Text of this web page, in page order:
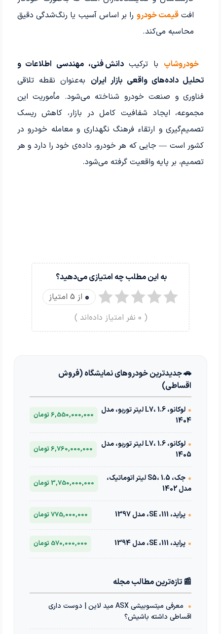
افتقیمت خودرو را بر اساس آسیب یا رنگ‌شدگی دقیق
محاسبه می‌کند.
خودروشاپ با ترکیبدانش فنی، مهندسی اطلاعات و
تحلیل داده‌های واقعی بازار ایران به‌عنوان نقطه تلاقی
فناوری و صنعت خودرو شناخته می‌شود. مأموریت این
مجموعه، ایجاد شفافیت کامل در بازار، کاهش ریسک
تصمیم‌گیری و ارتقاء فرهنگ نگهداری و معامله خودرو در
کشور است — جایی که هر خودرو، داده‌ی خود را دارد و هر
تصمیم، بر پایه واقعیت گرفته می‌شود.
به این مطلب چه امتیازی می‌دهید؟
0 از 5 امتیاز
(
0 نفر امتیاز داده‌اند )
🚗 جدیدترین خودروهای نمایشگاه (فروش
اقساطی)
•
لوکانو، L7، 1.6 لیتر توربو، مدل
1404
6,550,000,000 تومان
•
لوکانو، L7، 1.6 لیتر توربو، مدل
1405
6,760,000,000 تومان
•
جک، S5، 1.5 لیتر اتوماتیک،
مدل 1402
3,750,000,000 تومان
• پراید، 111، SE، مدل 1397 775,000,000 تومان
• پراید، 111، SE، مدل 1394 570,000,000 تومان
📰 تازه‌ترین مطالب مجله
•
معرفی میتسوبیشی ASX مید لاین | دوست داری
اقساطی داشته باشیش؟